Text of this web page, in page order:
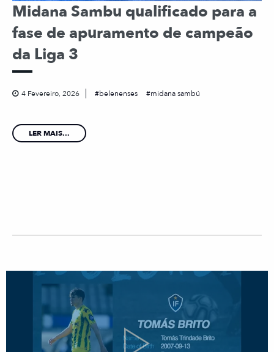
Midana Sambu qualificado para a
fase de apuramento de campeão
da Liga 3
4 Fevereiro, 2026 belenenses midana sambú
LER MAIS...